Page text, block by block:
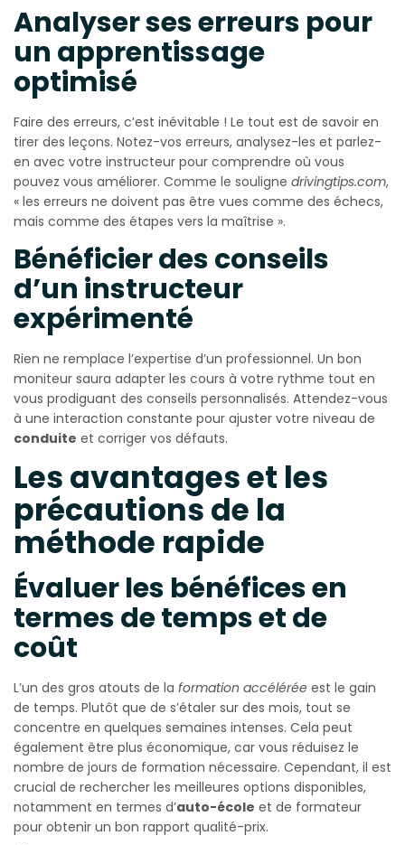
Analyser ses erreurs pour
un apprentissage
optimisé
Faire des erreurs, c’est inévitable ! Le tout est de savoir en
tirer des leçons. Notez-vos erreurs, analysez-les et parlez-
en avec votre instructeur pour comprendre où vous
pouvez vous améliorer. Comme le souligne drivingtips.com,
« les erreurs ne doivent pas être vues comme des échecs,
mais comme des étapes vers la maîtrise ».
Bénéficier des conseils
d’un instructeur
expérimenté
Rien ne remplace l’expertise d’un professionnel. Un bon
moniteur saura adapter les cours à votre rythme tout en
vous prodiguant des conseils personnalisés. Attendez-vous
à une interaction constante pour ajuster votre niveau de
conduite et corriger vos défauts.
Les avantages et les
précautions de la
méthode rapide
Évaluer les bénéfices en
termes de temps et de
coût
L’un des gros atouts de la formation accélérée est le gain
de temps. Plutôt que de s’étaler sur des mois, tout se
concentre en quelques semaines intenses. Cela peut
également être plus économique, car vous réduisez le
nombre de jours de formation nécessaire. Cependant, il est
crucial de rechercher les meilleures options disponibles,
notamment en termes d’auto-école et de formateur
pour obtenir un bon rapport qualité-prix.